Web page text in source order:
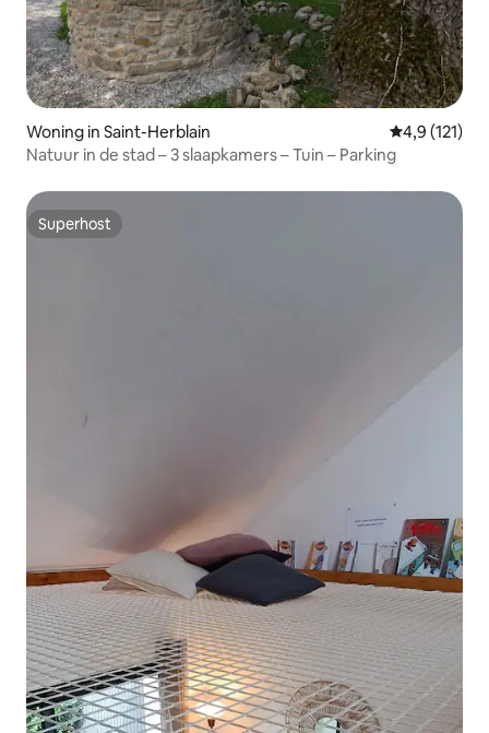
Woning in Saint-Herblain Gemiddelde
4,9 (121)
Natuur in de stad – 3 slaapkamers – Tuin – Parking
Superhost
Superhost